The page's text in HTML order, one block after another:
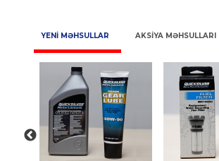
YENİ MƏHSULLAR AKSİYA MƏHSULLARI